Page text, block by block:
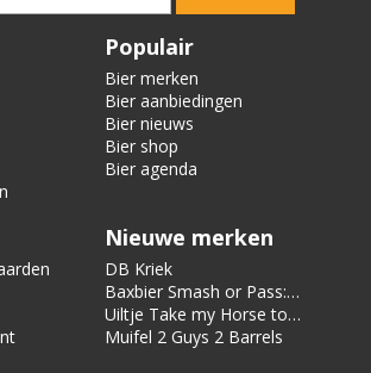
Populair
Bier merken
Bier aanbiedingen
Bier nieuws
Bier shop
Bier agenda
Nieuwe merken
DB Kriek
Baxbier Smash or Pass:
Strata
Uiltje Take my Horse to
the Hotel Room
Muifel 2 Guys 2 Barrels